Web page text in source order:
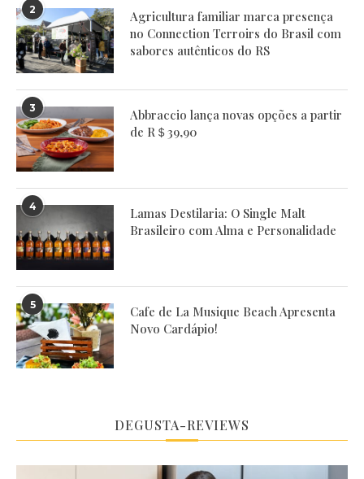
2
Agricultura familiar marca presença
no Connection Terroirs do Brasil com
sabores autênticos do RS
3
Abbraccio lança novas opções a partir
de R＄39,90
4
Lamas Destilaria: O Single Malt
Brasileiro com Alma e Personalidade
5
Cafe de La Musique Beach Apresenta
Novo Cardápio!
DEGUSTA-REVIEWS